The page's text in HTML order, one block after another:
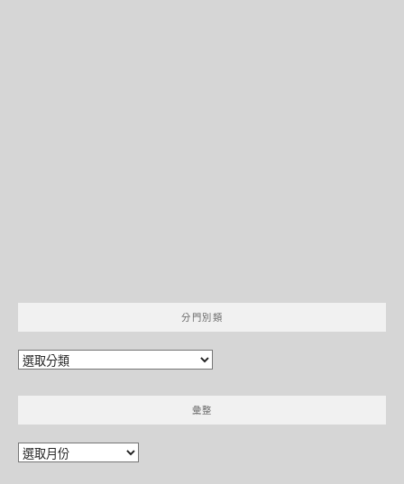
分門別類
分
別
彙整
彙